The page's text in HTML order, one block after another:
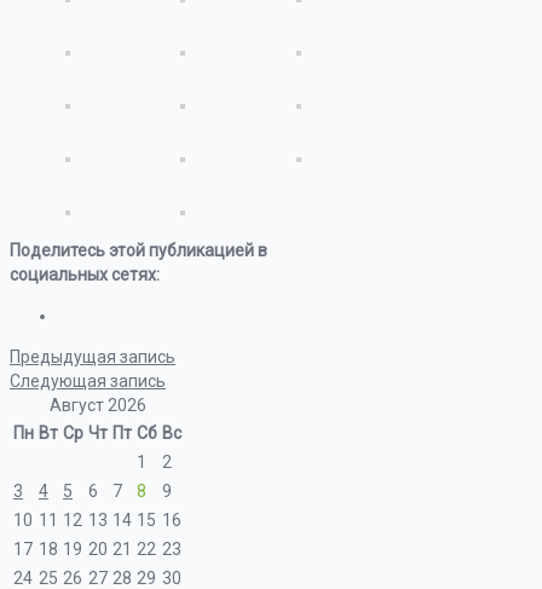
Поделитесь этой публикацией в
социальных сетях:
Предыдущая запись
Следующая запись
Август 2026
Пн Вт Ср Чт Пт Сб Вс
1
2
3
4 5 6 7 8
9
10 11 12 13 14 15 16
17 18 19 20 21 22 23
24 25 26 27 28 29 30